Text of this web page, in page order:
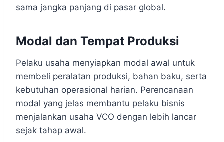
sama jangka panjang di pasar global.
Modal dan Tempat Produksi
Pelaku usaha menyiapkan modal awal untuk
membeli peralatan produksi, bahan baku, serta
kebutuhan operasional harian. Perencanaan
modal yang jelas membantu pelaku bisnis
menjalankan usaha VCO dengan lebih lancar
sejak tahap awal.